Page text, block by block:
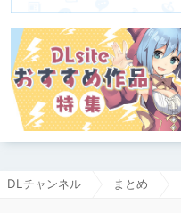
DLチャンネル まとめ